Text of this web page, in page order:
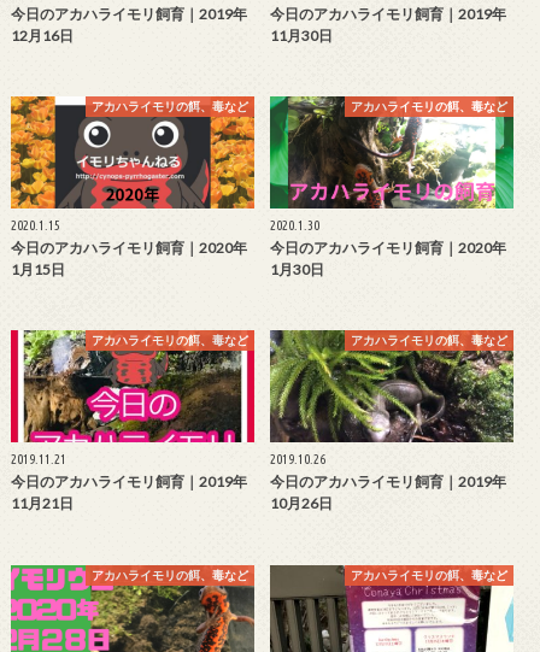
今日のアカハライモリ飼育｜2019年
12月16日
今日のアカハライモリ飼育｜2019年
11月30日
アカハライモリの餌、毒など
2020.1.15
今日のアカハライモリ飼育｜2020年
1月15日
アカハライモリの餌、毒など
2020.1.30
今日のアカハライモリ飼育｜2020年
1月30日
アカハライモリの餌、毒など
2019.11.21
今日のアカハライモリ飼育｜2019年
11月21日
アカハライモリの餌、毒など
2019.10.26
今日のアカハライモリ飼育｜2019年
10月26日
アカハライモリの餌、毒など アカハライモリの餌、毒など